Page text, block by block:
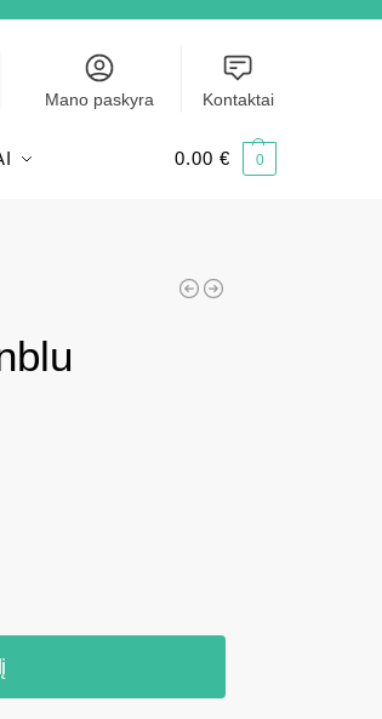
Mano paskyra Kontaktai
0.00 € 0